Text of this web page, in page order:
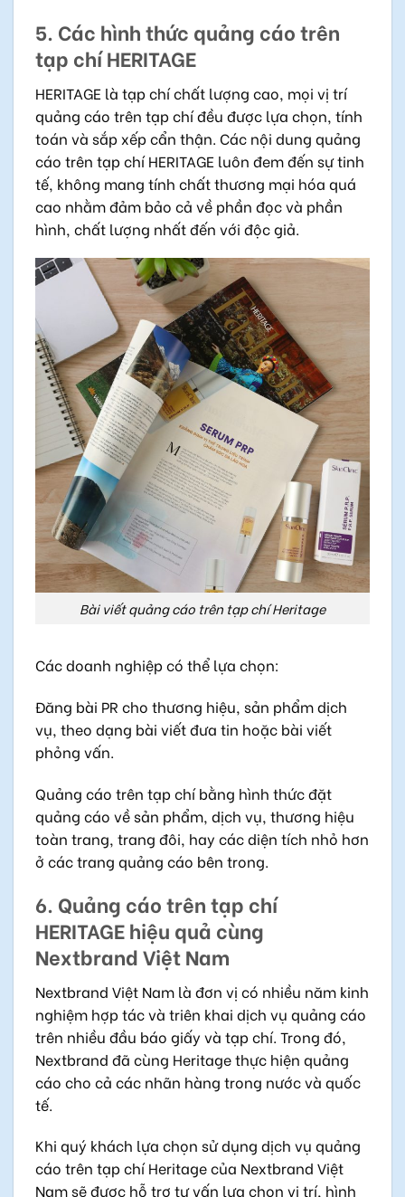
5. Các hình thức quảng cáo trên
tạp chí HERITAGE
HERITAGE là tạp chí chất lượng cao, mọi vị trí
quảng cáo trên tạp chí đều được lựa chọn, tính
toán và sắp xếp cẩn thận. Các nội dung quảng
cáo trên tạp chí HERITAGE luôn đem đến sự tinh
tế, không mang tính chất thương mại hóa quá
cao nhằm đảm bảo cả về phần đọc và phần
hình, chất lượng nhất đến với độc giả.
Bài viết quảng cáo trên tạp chí Heritage
Các doanh nghiệp có thể lựa chọn:
Đăng bài PR cho thương hiệu, sản phẩm dịch
vụ, theo dạng bài viết đưa tin hoặc bài viết
phỏng vấn.
Quảng cáo trên tạp chí bằng hình thức đặt
quảng cáo về sản phẩm, dịch vụ, thương hiệu
toàn trang, trang đôi, hay các diện tích nhỏ hơn
ở các trang quảng cáo bên trong.
6. Quảng cáo trên tạp chí
HERITAGE hiệu quả cùng
Nextbrand Việt Nam
Nextbrand Việt Nam là đơn vị có nhiều năm kinh
nghiệm hợp tác và triên khai dịch vụ quảng cáo
trên nhiều đầu báo giấy và tạp chí. Trong đó,
Nextbrand đã cùng Heritage thực hiện quảng
cáo cho cả các nhãn hàng trong nước và quốc
tế.
Khi quý khách lựa chọn sử dụng dịch vụ quảng
cáo trên tạp chí Heritage của Nextbrand Việt
Nam sẽ được hỗ trợ tư vấn lựa chọn vị trí, hình